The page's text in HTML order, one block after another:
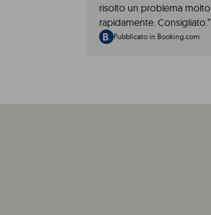
risolto un problema molto
rapidamente. Consigliato.”
Pubblicato in Booking.com